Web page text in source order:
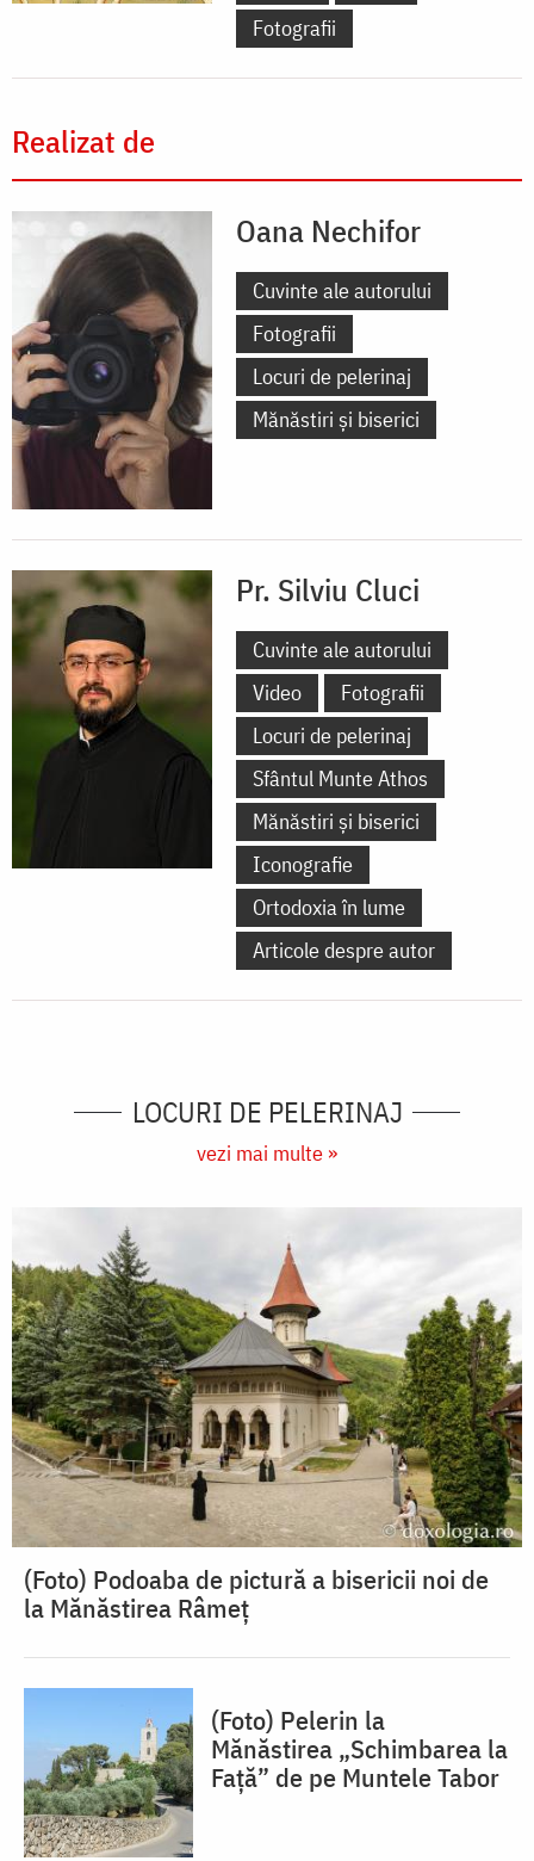
Fotografii
Realizat de
Oana Nechifor
Cuvinte ale autorului
Fotografii
Locuri de pelerinaj
Mănăstiri și biserici
Pr. Silviu Cluci
Cuvinte ale autorului
Video
Fotografii
Locuri de pelerinaj
Sfântul Munte Athos
Mănăstiri și biserici
Iconografie
Ortodoxia în lume
Articole despre autor
LOCURI DE PELERINAJ
vezi mai multe »
(Foto) Podoaba de pictură a bisericii noi de
la Mănăstirea Râmeț
(Foto) Pelerin la
Mănăstirea „Schimbarea la
Față” de pe Muntele Tabor